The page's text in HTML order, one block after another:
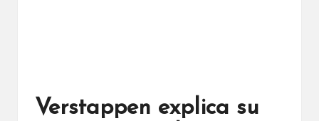
Verstappen explica su